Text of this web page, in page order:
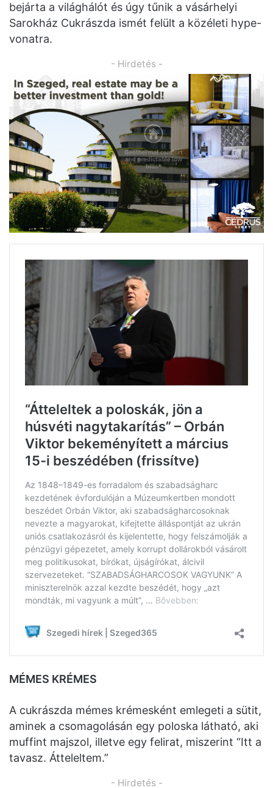
bejárta a világhálót és úgy tűnik a vásárhelyi
Sarokház Cukrászda ismét felült a közéleti hype-
vonatra.
- Hirdetés -
MÉMES KRÉMES
A cukrászda mémes krémesként emlegeti a sütit,
aminek a csomagolásán egy poloska látható, aki
muffint majszol, illetve egy felirat, miszerint “Itt a
tavasz. Átteleltem.”
- Hirdetés -